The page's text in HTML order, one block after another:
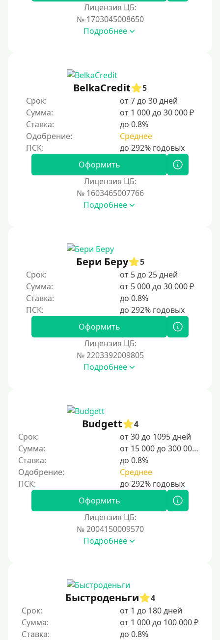
Лицензия ЦБ:
№ 1703045008650
Подробнее
BelkaCredit
5
Срок:
от 7 до 30 дней
Сумма:
от 1 000 до 30 000 ₽
Ставка:
до 0.8%
Одобрение:
Среднее
Оформить
Лицензия ЦБ:
№ 1603465007766
Подробнее
Бери Беру
5
Срок:
от 5 до 25 дней
Сумма:
от 5 000 до 30 000 ₽
Ставка:
до 0.8%
Оформить
Лицензия ЦБ:
№ 2203392009805
Подробнее
Budgett
4
Срок:
от 30 до 1095 дней
Сумма:
от 15 000 до 300 000 ₽
Ставка:
до 0.8%
Одобрение:
Среднее
Оформить
Лицензия ЦБ:
№ 2004150009570
Подробнее
Быстроденьги
4
Срок:
от 1 до 180 дней
Сумма:
от 1 000 до 100 000 ₽
Ставка:
до 0.8%